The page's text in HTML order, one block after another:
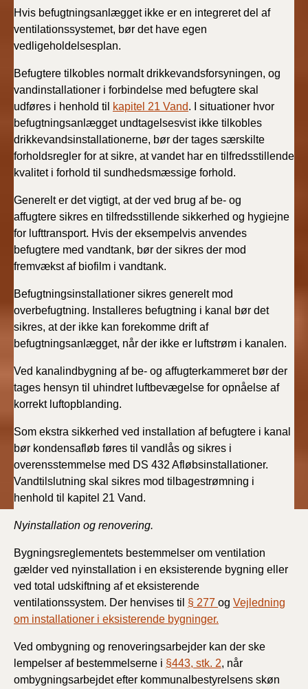
Hvis befugtningsanlægget ikke er en integreret del af
ventilationssystemet, bør det have egen
vedligeholdelsesplan.
Befugtere tilkobles normalt drikkevandsforsyningen, og
vandinstallationer i forbindelse med befugtere skal
udføres i henhold til
kapitel 21 Vand. I situationer hvor
befugtningsanlægget undtagelsesvist ikke tilkobles
drikkevandsinstallationerne, bør der tages særskilte
forholdsregler for at sikre, at vandet har en tilfredsstillende
kvalitet i forhold til sundhedsmæssige forhold.
Generelt er det vigtigt, at der ved brug af be- og
affugtere sikres en tilfredsstillende sikkerhed og hygiejne
for lufttransport. Hvis der eksempelvis anvendes
befugtere med vandtank, bør der sikres der mod
fremvækst af biofilm i vandtank.
Befugtningsinstallationer sikres generelt mod
overbefugtning. Installeres befugtning i kanal bør det
sikres, at der ikke kan forekomme drift af
befugtningsanlægget, når der ikke er luftstrøm i kanalen.
Ved kanalindbygning af be- og affugterkammeret bør der
tages hensyn til uhindret luftbevægelse for opnåelse af
korrekt luftopblanding.
Som ekstra sikkerhed ved installation af befugtere i kanal
bør kondensafløb føres til vandlås og sikres i
overensstemmelse med DS 432 Afløbsinstallationer.
Vandtilslutning skal sikres mod tilbagestrømning i
henhold til kapitel 21 Vand.
Nyinstallation og renovering.
Bygningsreglementets bestemmelser om ventilation
gælder ved nyinstallation i en eksisterende bygning eller
ved total udskiftning af et eksisterende
ventilationssystem. Der henvises til § 277 og Vejledning
om installationer i eksisterende bygninger.
Ved ombygning og renoveringsarbejder kan der ske
lempelser af bestemmelserne i §443, stk. 2, når
ombygningsarbejdet efter kommunalbestyrelsens skøn